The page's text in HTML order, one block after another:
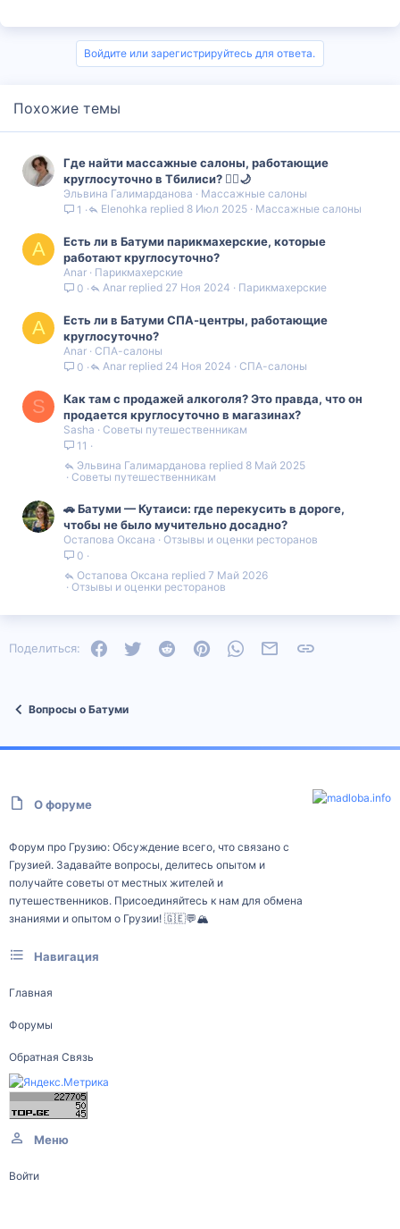
Войдите или зарегистрируйтесь для ответа.
Похожие темы
Где найти массажные салоны, работающие
круглосуточно в Тбилиси? 💆‍♀️🌙
Эльвина Галимарданова
Массажные салоны
1
Массажные салоны
8 Июл 2025
Elenohka
A
Есть ли в Батуми парикмахерские, которые
работают круглосуточно?
Anar
Парикмахерские
0
Парикмахерские
27 Ноя 2024
Anar
A
Есть ли в Батуми СПА-центры, работающие
круглосуточно?
Anar СПА-салоны
0
СПА-салоны
24 Ноя 2024
Anar
S
Как там с продажей алкоголя? Это правда, что он
продается круглосуточно в магазинах?
Sasha
Советы путешественникам
11
Советы путешественникам
8 Май 2025
Эльвина Галимарданова
🚗 Батуми — Кутаиси: где перекусить в дороге,
чтобы не было мучительно досадно?
Остапова Оксана
Отзывы и оценки ресторанов
0
Отзывы и оценки ресторанов
7 Май 2026
Остапова Оксана
Поделиться: FacebookTwitter Reddit PinterestWhatsAppЭлектронная почта
Вопросы о Батуми
О форуме
Форум про Грузию: Обсуждение всего, что связано с
Грузией. Задавайте вопросы, делитесь опытом и
получайте советы от местных жителей и
путешественников. Присоединяйтесь к нам для обмена
знаниями и опытом о Грузии! 🇬🇪💬🏔️
Навигация
Главная
Форумы
Обратная Связь
Меню
Войти